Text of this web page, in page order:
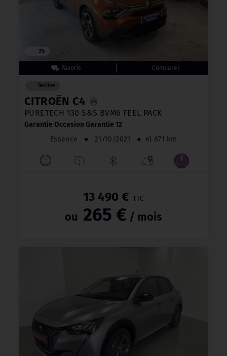
25
Berline
CITROËN C4
PURETECH 130 S&S BVM6 FEEL PACK
Garantie Occasion Garantie 12
Essence
● 21/10/2021 ● 41 871 km
13 490 € TTC
ou 265 € / mois